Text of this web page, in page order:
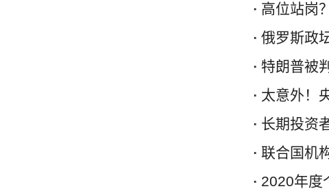
高位站岗
俄罗斯政
特朗普被
太意外！
长期投资
联合国机
2020年度